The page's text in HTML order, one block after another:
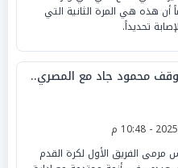
أن هذه هي المرة الثانية التي
تحديداً.
محمود جاد مع المصري..
مرمى الفريق الأول لكرة القدم